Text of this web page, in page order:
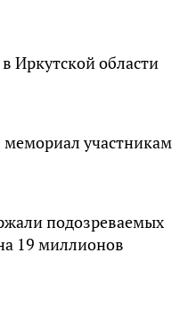
Иркутской области
участникам
подозреваемых
19 миллионов